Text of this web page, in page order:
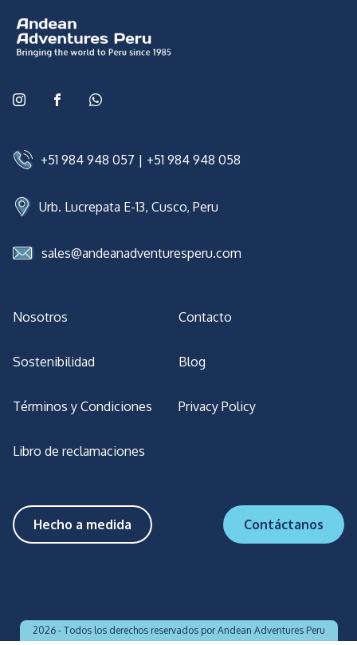
+51 984 948 057 | +51 984 948 058
Urb. Lucrepata E-13, Cusco, Peru
sales@andeanadventuresperu.com
Nosotros Contacto
Sostenibilidad Blog
Términos y Condiciones Privacy Policy
Libro de reclamaciones
Hecho a medida Contáctanos
2026 - Todos los derechos reservados por Andean Adventures Peru